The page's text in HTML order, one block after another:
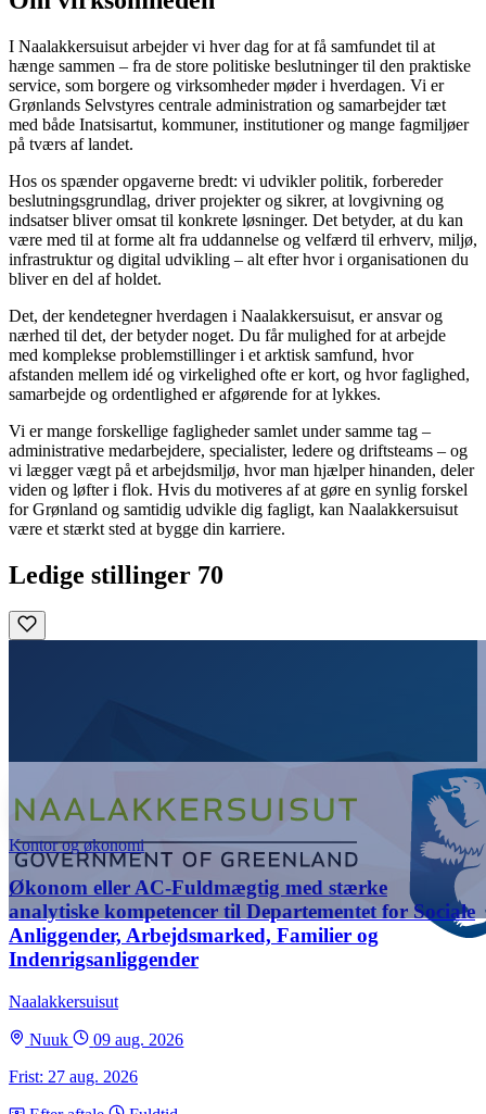
I Naalakkersuisut arbejder vi hver dag for at få samfundet til at
hænge sammen – fra de store politiske beslutninger til den praktiske
service, som borgere og virksomheder møder i hverdagen. Vi er
Grønlands Selvstyres centrale administration og samarbejder tæt
med både Inatsisartut, kommuner, institutioner og mange fagmiljøer
på tværs af landet.
Hos os spænder opgaverne bredt: vi udvikler politik, forbereder
beslutningsgrundlag, driver projekter og sikrer, at lovgivning og
indsatser bliver omsat til konkrete løsninger. Det betyder, at du kan
være med til at forme alt fra uddannelse og velfærd til erhverv, miljø,
infrastruktur og digital udvikling – alt efter hvor i organisationen du
bliver en del af holdet.
Det, der kendetegner hverdagen i Naalakkersuisut, er ansvar og
nærhed til det, der betyder noget. Du får mulighed for at arbejde
med komplekse problemstillinger i et arktisk samfund, hvor
afstanden mellem idé og virkelighed ofte er kort, og hvor faglighed,
samarbejde og ordentlighed er afgørende for at lykkes.
Vi er mange forskellige fagligheder samlet under samme tag –
administrative medarbejdere, specialister, ledere og driftsteams – og
vi lægger vægt på et arbejdsmiljø, hvor man hjælper hinanden, deler
viden og løfter i flok. Hvis du motiveres af at gøre en synlig forskel
for Grønland og samtidig udvikle dig fagligt, kan Naalakkersuisut
være et stærkt sted at bygge din karriere.
Ledige stillinger 70
Kontor og økonomi
Økonom eller AC-Fuldmægtig med stærke
analytiske kompetencer til Departementet for Sociale
Anliggender, Arbejdsmarked, Familier og
Indenrigsanliggender
Naalakkersuisut
Nuuk
09 aug. 2026
Frist: 27 aug. 2026